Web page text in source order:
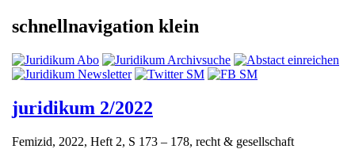
schnellnavigation klein
juridikum 2/2022
Femizid, 2022, Heft 2, S 173 – 178, recht & gesellschaft